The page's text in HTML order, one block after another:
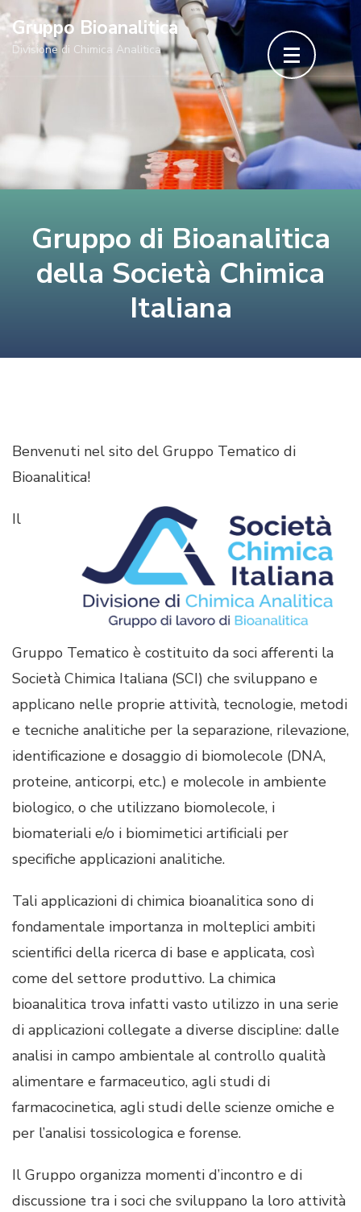
Skip
to
content
Gruppo Bioanalitica
Divisione di Chimica Analitica
Gruppo di Bioanalitica
della Società Chimica
Italiana
Benvenuti nel sito del Gruppo Tematico di
Bioanalitica!
Il
Gruppo Tematico è costituito da soci afferenti la
Società Chimica Italiana (SCI) che sviluppano e
applicano nelle proprie attività, tecnologie, metodi
e tecniche analitiche per la separazione, rilevazione,
identificazione e dosaggio di biomolecole (DNA,
proteine, anticorpi, etc.) e molecole in ambiente
biologico, o che utilizzano biomolecole, i
biomateriali e/o i biomimetici artificiali per
specifiche applicazioni analitiche.
Tali applicazioni di chimica bioanalitica sono di
fondamentale importanza in molteplici ambiti
scientifici della ricerca di base e applicata, così
come del settore produttivo. La chimica
bioanalitica trova infatti vasto utilizzo in una serie
di applicazioni collegate a diverse discipline: dalle
analisi in campo ambientale al controllo qualità
alimentare e farmaceutico, agli studi di
farmacocinetica, agli studi delle scienze omiche e
per l’analisi tossicologica e forense.
Il Gruppo organizza momenti d’incontro e di
discussione tra i soci che sviluppano la loro attività